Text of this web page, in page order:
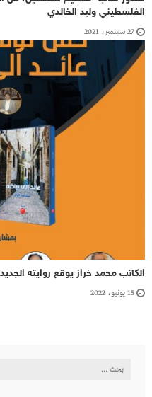
الفلسطيني وليد الخالدي
27 سبتمبر، 2021
الكاتب محمد خراز يوقع روايته
15 يونيو، 2022
البحث